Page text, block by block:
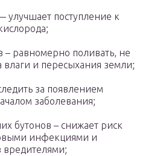
поступление к
– равномерно поливать, не
влаги и пересыхания земли;
за появлением
заболевания;
бутонов – снижает риск
инфекциями и
вредителями;